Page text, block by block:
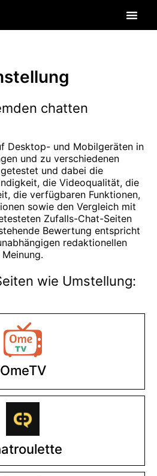
chatten
Desktop- und Mobilgeräten in
und zu verschiedenen
und dabei die
die Videoqualität, die
die verfügbaren Funktionen,
sowie den Vergleich mit
Zufalls-Chat-Seiten
Bewertung entspricht
redaktionellen
Meinung.
wie Umstellung:
OmeTV